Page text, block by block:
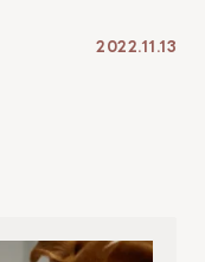
2022.11.13